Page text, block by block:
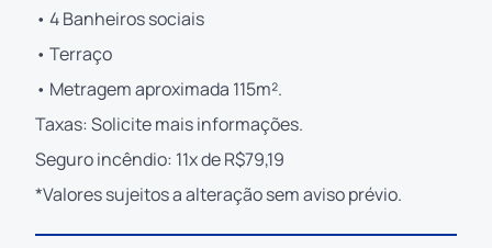
• 4 Banheiros sociais
• Terraço
• Metragem aproximada 115m².
Taxas: Solicite mais informações.
Seguro incêndio: 11x de R$79,19
*Valores sujeitos a alteração sem aviso prévio.